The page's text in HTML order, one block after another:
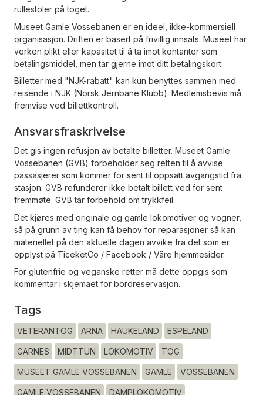
rullestoler på toget.
Museet Gamle Vossebanen er en ideel, ikke-kommersiell
organisasjon. Driften er basert på frivillig innsats. Museet har
verken plikt eller kapasitet til å ta imot kontanter som
betalingsmiddel, men tar gjerne imot ditt betalingskort.
Billetter med "NJK-rabatt" kan kun benyttes sammen med
reisende i NJK (Norsk Jernbane Klubb). Medlemsbevis må
fremvise ved billettkontroll.
Ansvarsfraskrivelse
Det gis ingen refusjon av betalte billetter. Museet Gamle
Vossebanen (GVB) forbeholder seg retten til å avvise
passasjerer som kommer for sent til oppsatt avgangstid fra
stasjon. GVB refunderer ikke betalt billett ved for sent
fremmøte. GVB tar forbehold om trykkfeil.
Det kjøres med originale og gamle lokomotiver og vogner,
så på grunn av ting kan få behov for reparasjoner så kan
materiellet på den aktuelle dagen avvike fra det som er
opplyst på TiceketCo / Facebook / Våre hjemmesider.
For glutenfrie og veganske retter må dette oppgis som
kommentar i skjemaet for bordreservasjon.
Tags
VETERANTOG ARNA HAUKELAND ESPELAND
GARNES MIDTTUN LOKOMOTIV TOG
MUSEET GAMLE VOSSEBANEN GAMLE VOSSEBANEN
GAMLE VOSSEBANEN DAMPLOKOMOTIV